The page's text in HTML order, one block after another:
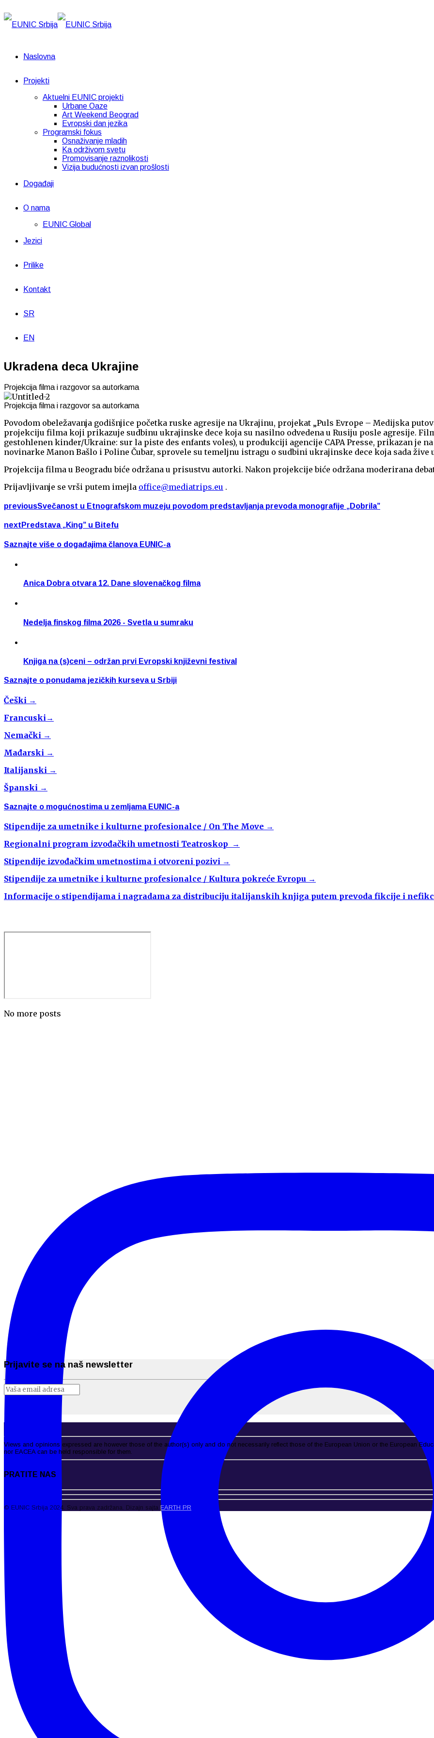
Naslovna
Projekti
Aktuelni EUNIC projekti
Urbane Oaze
Art Weekend Beograd
Evropski dan jezika
Programski fokus
Osnaživanje mladih
Ka održivom svetu
Promovisanje raznolikosti
Vizija budućnosti izvan prošlosti
Događaji
O nama
EUNIC Global
Jezici
Prilike
Kontakt
SR
EN
Ukradena deca Ukrajine
Projekcija filma i razgovor sa autorkama
Projekcija filma i razgovor sa autorkama
Povodom obeležavanja godišnjice početka ruske agresije na Ukrajinu, projekat „Puls Evrope – Medijska
projekciju filma koji prikazuje sudbinu ukrajinske dece koja su nasilno odvedena u Rusiju posle agresije.
gestohlenen kinder/Ukraine: sur la piste des enfants voles), u produkciji agencije CAPA Presse, prikazan je
novinarke Manon Bašlo i Poline Čubar, sprovele su temeljnu istragu o sudbini ukrajinske dece koja sada žive
Projekcija filma u Beogradu biće održana u prisustvu autorki. Nakon projekcije biće održana moderirana
Prijavljivanje se vrši putem imejla office@mediatrips.eu .
previousSvečanost u Etnografskom muzeju povodom predstavljanja prevoda monografije „Dobrila”
next Predstava „King” u Bitefu
Saznajte više o događajima članova EUNIC-a
Anica Dobra otvara 12. Dane slovenačkog filma
Nedelja finskog filma 2026 - Svetla u sumraku
Knjiga na (s)ceni – održan prvi Evropski književni festival
Saznajte o ponudama jezičkih kurseva u Srbiji
Češki →
Francuski→
Nemački →
Mađarski →
Italijanski →
Španski →
Saznajte o mogućnostima u zemljama EUNIC-a
Stipendije za umetnike i kulturne profesionalce / On The Move →
Regionalni program izvođačkih umetnosti Teatroskop →
Stipendije izvođačkim umetnostima i otvoreni pozivi →
Stipendije za umetnike i kulturne profesionalce / Kultura pokreće Evropu →
Informacije o stipendijama i nagradama za distribuciju italijanskih knjiga putem prevoda fikcije i
No more posts
Prijavite se na naš newsletter
Views and opinions expressed are however those of the author(s) only and do not necessarily reflect those of the European Union or the European
nor EACEA can be held responsible for them.
PRATITE NAS
© EUNIC Srbija 2024. Sva prava zadržana. Dizajn sajta EARTH PR